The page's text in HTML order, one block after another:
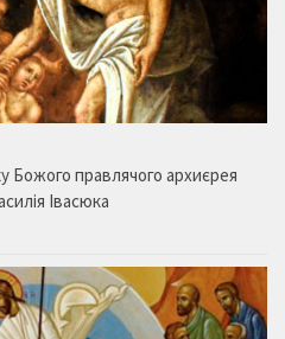
Божого правлячого архиєрея
Івасюка